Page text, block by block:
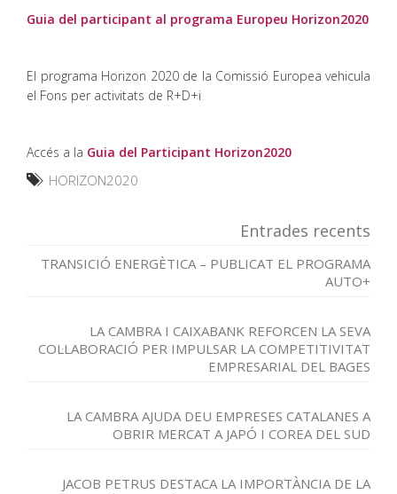
Guia del participant al programa Europeu Horizon2020
El programa Horizon 2020 de la Comissió Europea vehicula
el Fons per activitats de R+D+i
Accés a la Guia del Participant Horizon2020
HORIZON2020
Entrades recents
TRANSICIÓ ENERGÈTICA – PUBLICAT EL PROGRAMA
AUTO+
LA CAMBRA I CAIXABANK REFORCEN LA SEVA
COL·LABORACIÓ PER IMPULSAR LA COMPETITIVITAT
EMPRESARIAL DEL BAGES
LA CAMBRA AJUDA DEU EMPRESES CATALANES A
OBRIR MERCAT A JAPÓ I COREA DEL SUD
JACOB PETRUS DESTACA LA IMPORTÀNCIA DE LA